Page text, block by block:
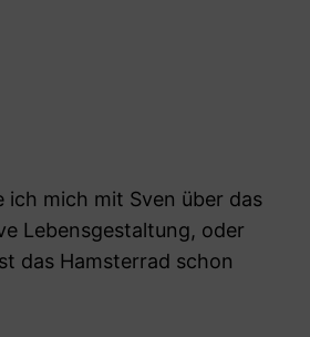
ich mich mit Sven über das
Lebensgestaltung, oder
das Hamsterrad schon